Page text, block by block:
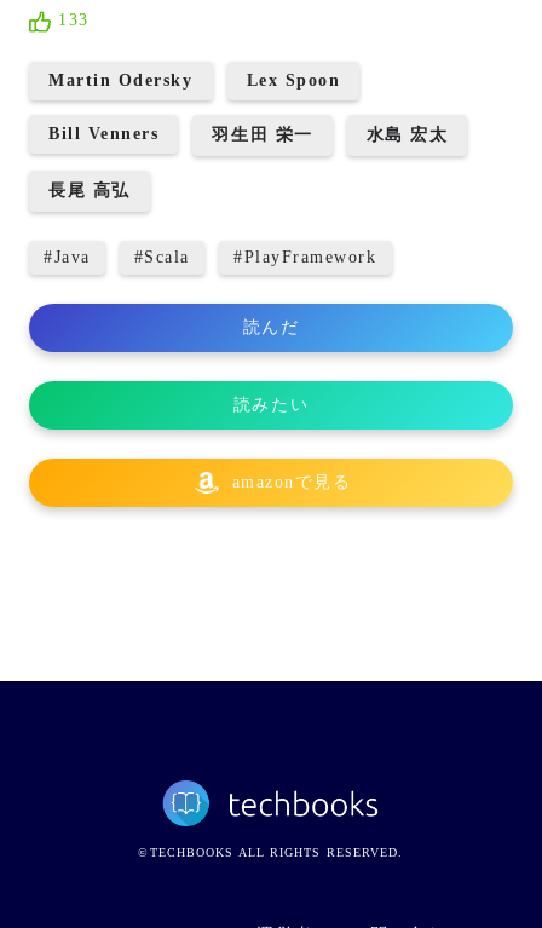
133
Martin Odersky Lex Spoon
Bill Venners 羽生田 栄一 水島 宏太
長尾 高弘
#Java #Scala #PlayFramework
読んだ
読みたい
amazonで見る
©TECHBOOKS ALL RIGHTS RESERVED.